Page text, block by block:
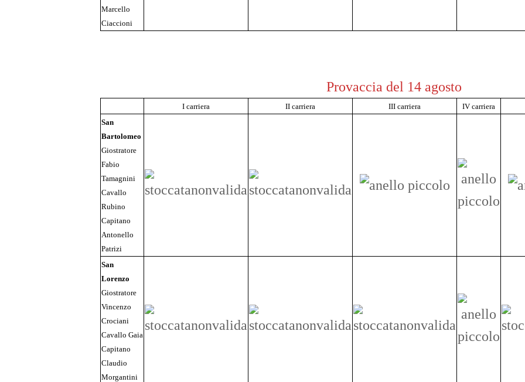
Marcello
Ciaccioni
Provaccia del 14 agosto
I carriera II carriera III carriera
IV carriera
San
Bartolomeo
Giostratore
Fabio
Tamagnini
Cavallo
Rubino
Capitano
Antonello
Patrizi
San
Lorenzo
Giostratore
Vincenzo
Crociani
Cavallo Gaia
Capitano
Claudio
Morgantini